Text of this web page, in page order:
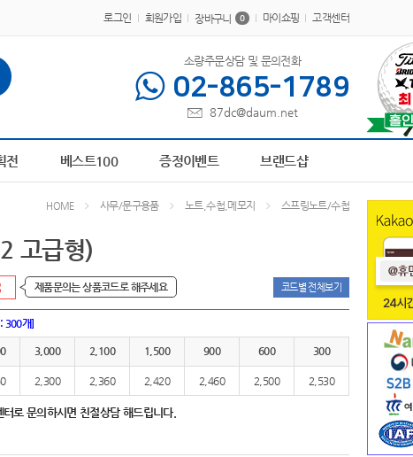
로그인 회원가입 장바구니 0 마이쇼핑 고객센터
100413 AP-100364 9 AP-100616 책갈
소량주문상담 및 문의전화
02-865-1789
87dc@daum.net
전 베스트100 증정이벤트 브랜드샵
HOME 사무/문구용품 노트,수첩,메모지 스프링노트/수첩
고급형)
제품문의는 상품코드로 해주세요 코드별 전체보기
300개]
3,000 2,100 1,500 900 600 300
2,300 2,360 2,420 2,460 2,500 2,530
로 문의하시면 친절상담 해드립니다.